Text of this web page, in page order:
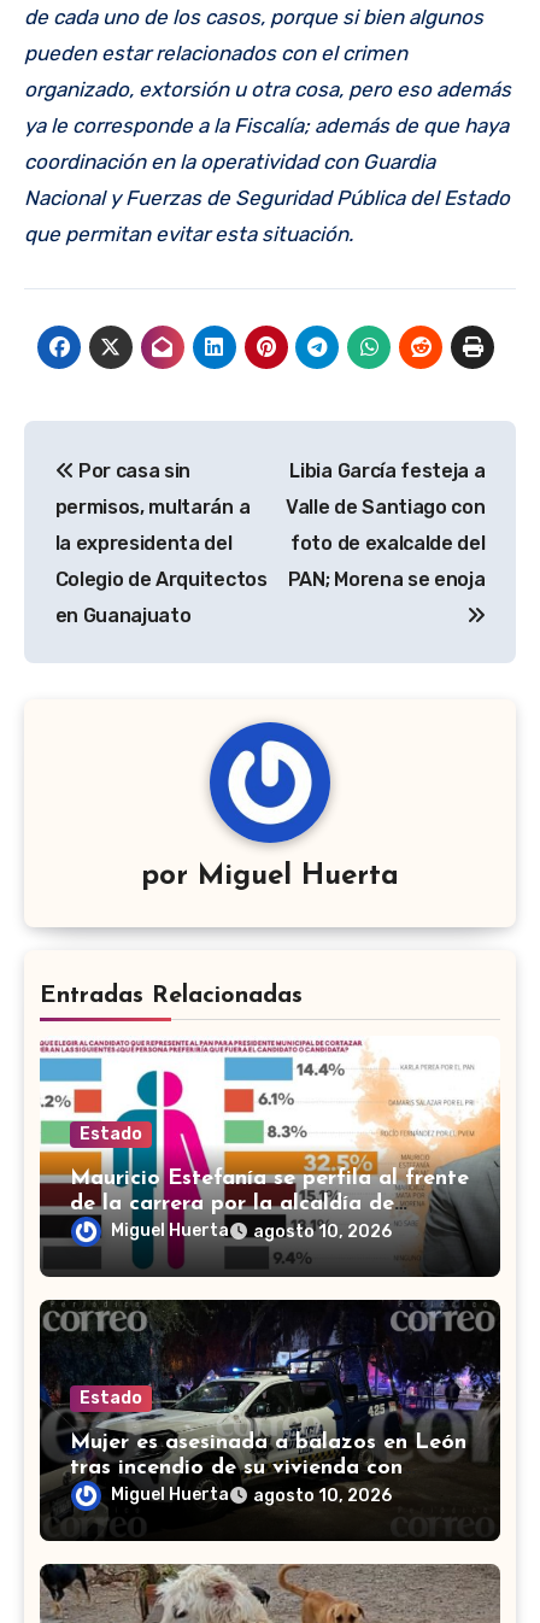
de cada uno de los casos, porque si bien algunos
pueden estar relacionados con el crimen
organizado, extorsión u otra cosa, pero eso además
ya le corresponde a la Fiscalía; además de que haya
coordinación en la operatividad con Guardia
Nacional y Fuerzas de Seguridad Pública del Estado
que permitan evitar esta situación.
de
entradas
Por casa sin
permisos, multarán a
la expresidenta del
Colegio de Arquitectos
en Guanajuato
Libia García festeja a
Valle de Santiago con
foto de exalcalde del
PAN; Morena se enoja
por Miguel Huerta
Entradas Relacionadas
Estado
Mauricio Estefanía se perfila al frente
de la carrera por la alcaldía de
Cortazar
Miguel Huerta agosto 10, 2026
Estado
Mujer es asesinada a balazos en León
tras incendio de su vivienda con
bombas molotov
Miguel Huerta agosto 10, 2026